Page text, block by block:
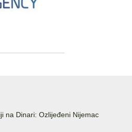
na Dinari: Ozlijeđeni Nijemac